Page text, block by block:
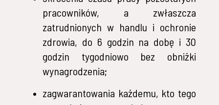
pracowników, a zwłaszcza
zatrudnionych w handlu i ochronie
zdrowia, do 6 godzin na dobę i 30
godzin tygodniowo bez obniżki
wynagrodzenia;
zagwarantowania każdemu, kto tego